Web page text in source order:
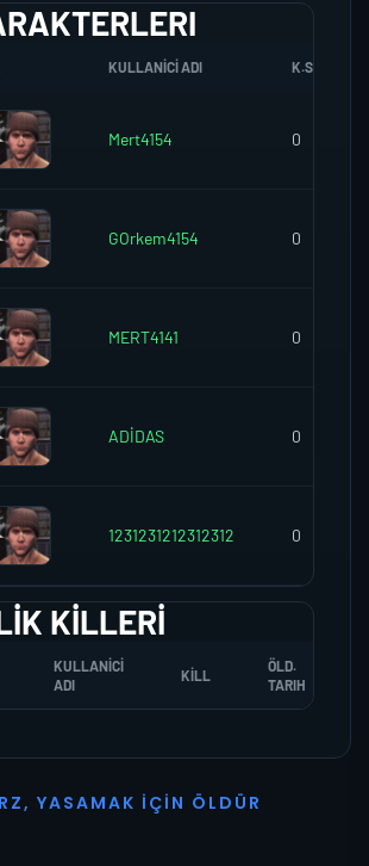
KULLANICI ADI K.SEREFI
Mert4154 0
GOrkem4154 0
MERT4141 0
ADİDAS 0
1231231212312312 0
KILLERI
KULLANICI
ADI
KILL
ÖLD.
TARIH
R Z, YASAMAK İ ÇI N Ö L D Ü R